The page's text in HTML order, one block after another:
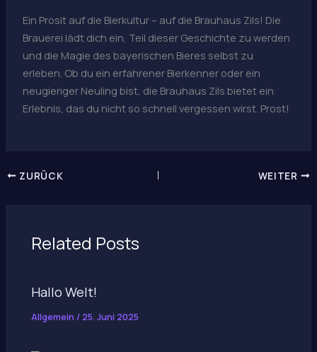
Ein Prosit auf die Bierkultur – auf die Brauhaus Zils! Die
Brauerei lädt dich ein, Teil dieser Geschichte zu werden
und die Magie des bayerischen Bieres selbst zu
erleben. Ob du ein erfahrener Bierkenner oder ein
neugieriger Neuling bist, die Brauhaus Zils bietet ein
Erlebnis, das du nicht so schnell vergessen wirst. Prost!
ZURÜCK WEITER
Related Posts
Hallo Welt!
Allgemein / 25. Juni 2025